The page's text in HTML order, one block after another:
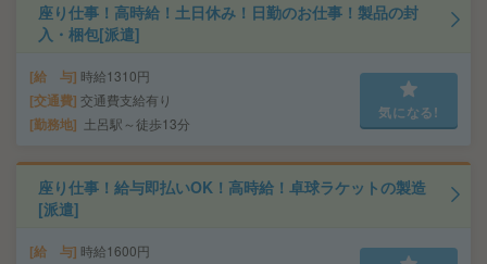
座り仕事！高時給！土日休み！日勤のお仕事！製品の封
入・梱包[派遣]
給 与 時給1310円
交通費 交通費支給有り
勤務地 土呂駅～徒歩13分
気になる!
座り仕事！給与即払いOK！高時給！卓球ラケットの製造
[派遣]
給 与 時給1600円